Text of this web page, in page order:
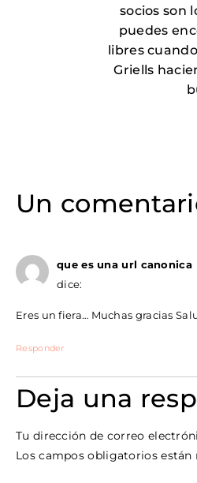
socios son
puedes
libres
Griells
Un
que es una url canonica
dice:
Eres un fiera… Muchas gracias
Responder
Deja una
Tu dirección de correo
Los campos obligatorios están